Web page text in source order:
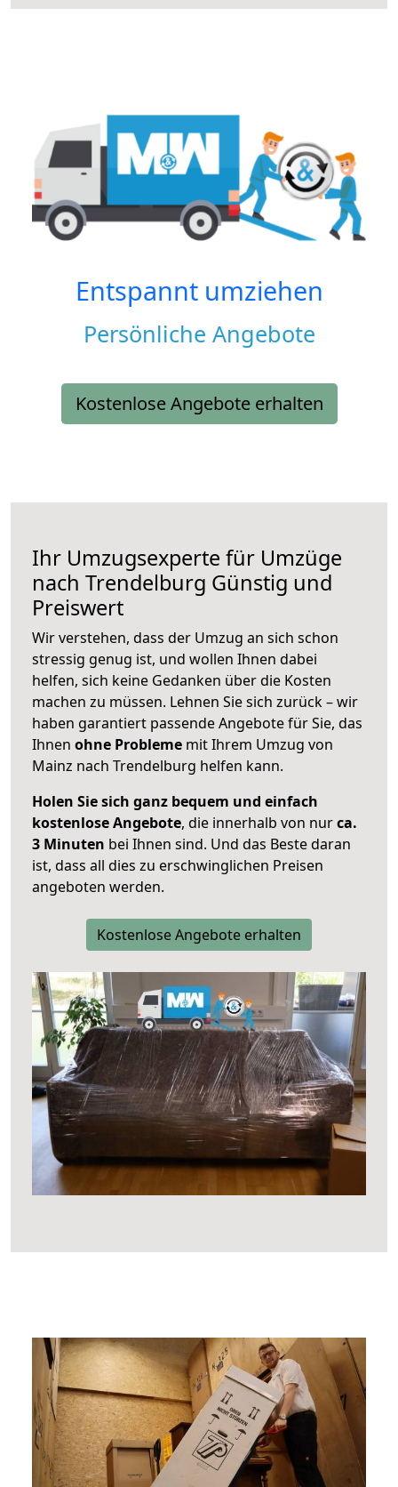
Entspannt umziehen
Persönliche Angebote
Kostenlose Angebote erhalten
Ihr Umzugsexperte für Umzüge
nach Trendelburg Günstig und
Preiswert
Wir verstehen, dass der Umzug an sich schon
stressig genug ist, und wollen Ihnen dabei
helfen, sich keine Gedanken über die Kosten
machen zu müssen. Lehnen Sie sich zurück – wir
haben garantiert passende Angebote für Sie, das
Ihnen ohne Probleme mit Ihrem Umzug von
Mainz nach Trendelburg helfen kann.
Holen Sie sich ganz bequem und einfach
kostenlose Angebote, die innerhalb von nurca.
3 Minuten bei Ihnen sind. Und das Beste daran
ist, dass all dies zu erschwinglichen Preisen
angeboten werden.
Kostenlose Angebote erhalten